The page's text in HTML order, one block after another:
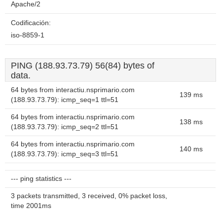
Apache/2
Codificación:
iso-8859-1
PING (188.93.73.79) 56(84) bytes of
data.
64 bytes from interactiu.nsprimario.com
(188.93.73.79): icmp_seq=1 ttl=51
139 ms
64 bytes from interactiu.nsprimario.com
(188.93.73.79): icmp_seq=2 ttl=51
138 ms
64 bytes from interactiu.nsprimario.com
(188.93.73.79): icmp_seq=3 ttl=51
140 ms
--- ping statistics ---
3 packets transmitted, 3 received, 0% packet loss,
time 2001ms